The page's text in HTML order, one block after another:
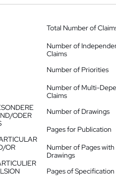
ODER
OR
Total Number of
Number of
Claims
Number of Priorities
Number of Multi-
Claims
Number of Drawings
Pages for Publication
Number of Pages with
Drawings
Pages of Specification